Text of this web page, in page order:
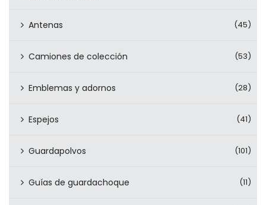
Antenas (45)
Camiones de colección (53)
Emblemas y adornos (28)
Espejos (41)
Guardapolvos (101)
Guías de guardachoque (11)